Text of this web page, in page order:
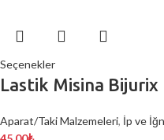
Seçenekler
Lastik Misina Bijurix
Aparat/Taki Malzemeleri, İp ve